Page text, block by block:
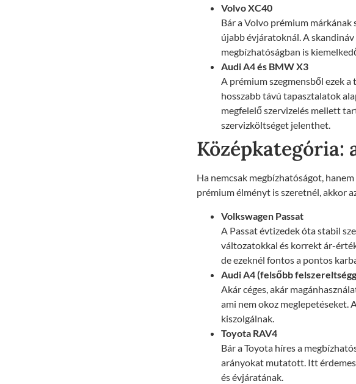
Volvo XC40
Bár a Volvo prémium márkának
újabb évjáratoknál. A
megbízhatóságban is
Audi A4 és BMW X3
A prémium szegmensből ezek a
hosszabb távú tapasztalatok
megfelelő szervizelés mellett
szervizköltséget jelenthet.
Középkategória:
Ha nemcsak megbízhatóságot,
prémium élményt is szeretnél, akkor
Volkswagen Passat
A Passat évtizedek óta stabil
változatokkal és korrekt ár-
de ezeknél fontos a pontos
Audi A4 (felsőbb
Akár céges, akár
ami nem okoz meglepetéseket.
kiszolgálnak.
Toyota RAV4
Bár a Toyota híres a
arányokat mutatott. Itt
és évjáratának.